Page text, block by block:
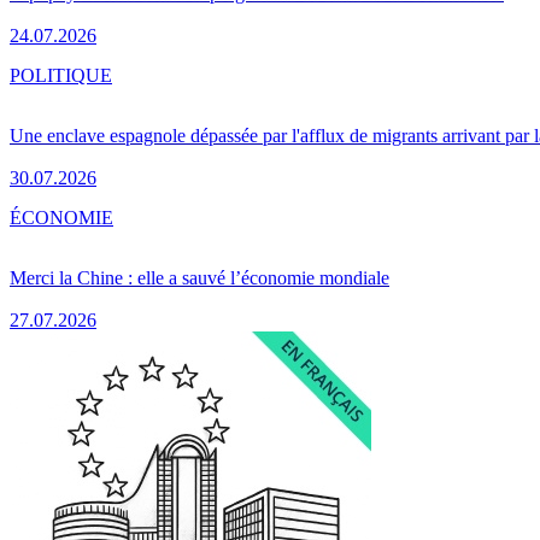
24.07.2026
Une enclave espagnole dépassée par l'afflux de migrants arrivant par
30.07.2026
POLITIQUE
Merci la Chine : elle a sauvé l’économie mondiale
27.07.2026
ÉCONOMIE